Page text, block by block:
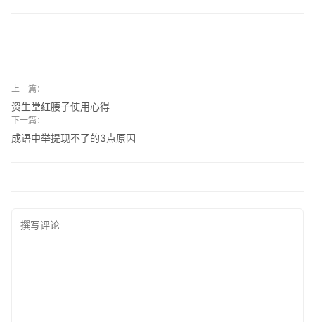
上一篇：
资生堂红腰子使用心得
下一篇：
成语中举提现不了的3点原因